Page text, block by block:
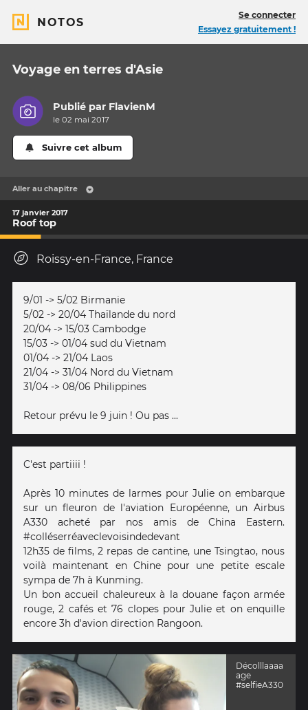
NOTOS
Se connecter
Essayez gratuitement !
Voyage en terres d'Asie
Publié par FlavienM
le 02 mai 2017
Suivre cet album
Aller au chapitre
17 janvier 2017
Roof top
Roissy-en-France, France
9/01 -> 5/02 Birmanie
5/02 -> 20/04 Thaïlande du nord
20/04 -> 15/03 Cambodge
15/03 -> 01/04 sud du Vietnam
01/04 -> 21/04 Laos
21/04 -> 31/04 Nord du Vietnam
31/04 -> 08/06 Philippines
Retour prévu le 9 juin ! Ou pas ...
C'est partiiii !
Après 10 minutes de larmes pour Julie on embarque
sur un fleuron de l'aviation Européenne, un Airbus
A330 acheté par nos amis de China Eastern.
#colléserréaveclevoisindedevant
12h35 de films, 2 repas de cantine, une Tsingtao, nous
voilà maintenant en Chine pour une petite escale
sympa de 7h à Kunming.
Un bon accueil chaleureux à la douane façon armée
rouge, 2 cafés et 76 clopes pour Julie et on enquille
encore 3h d'avion direction Rangoon.
Décolllaaaa
age
#selfieA330